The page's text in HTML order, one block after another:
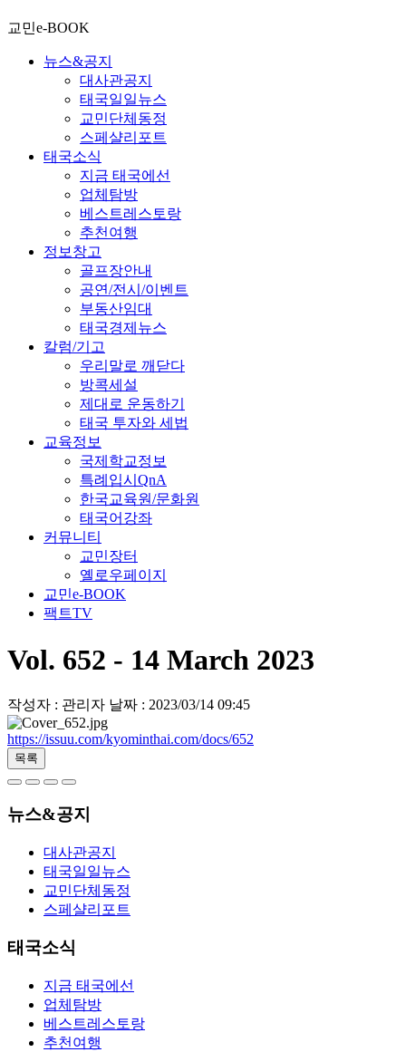
교민e-BOOK
뉴스&공지
대사관공지
태국일일뉴스
교민단체동정
스페샬리포트
태국소식
지금 태국에선
업체탐방
베스트레스토랑
추천여행
정보창고
골프장안내
공연/전시/이벤트
부동산임대
태국경제뉴스
칼럼/기고
우리말로 깨닫다
방콕세설
제대로 운동하기
태국 투자와 세법
교육정보
국제학교정보
특례입시QnA
한국교육원/문화원
태국어강좌
커뮤니티
교민장터
옐로우페이지
교민e-BOOK
팩트TV
Vol. 652 - 14 March 2023
작성자 : 관리자 날짜 : 2023/03/14 09:45
https://issuu.com/kyominthai.com/docs/652
목록
뉴스&공지
대사관공지
태국일일뉴스
교민단체동정
스페샬리포트
태국소식
지금 태국에선
업체탐방
베스트레스토랑
추천여행